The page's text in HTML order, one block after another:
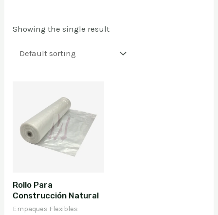
Showing the single result
Rollo Para
Construcción Natural
Empaques Flexibles